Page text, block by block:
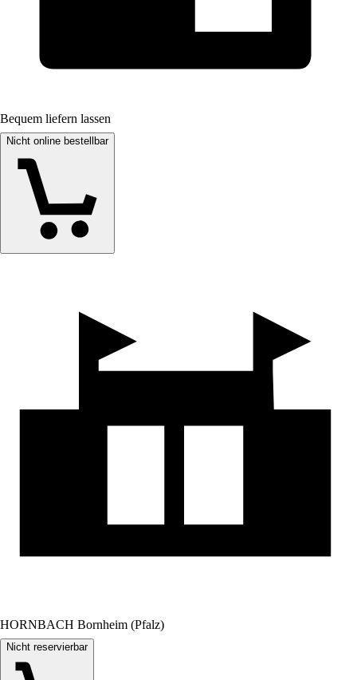
Bequem liefern lassen
Nicht online bestellbar
HORNBACH Bornheim (Pfalz)
Nicht reservierbar